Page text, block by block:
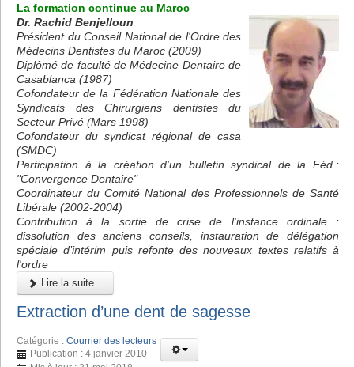
La formation continue au Maroc
Dr. Rachid Benjelloun
Président du Conseil National de l'Ordre des
Médecins Dentistes du Maroc (2009)
Diplômé de faculté de Médecine Dentaire de
Casablanca (1987)
Cofondateur de la Fédération Nationale des
Syndicats des Chirurgiens dentistes du
Secteur Privé (Mars 1998)
Cofondateur du syndicat régional de casa
(SMDC)
Participation à la création d'un bulletin syndical de la Féd.:
"Convergence Dentaire"
Coordinateur du Comité National des Professionnels de Santé
Libérale (2002-2004)
Contribution à la sortie de crise de l'instance ordinale :
dissolution des anciens conseils, instauration de délégation
spéciale d’intérim puis refonte des nouveaux textes relatifs à
l'ordre
Lire la suite...
Extraction d’une dent de sagesse
Catégorie : Courrier des lecteurs
Publication : 4 janvier 2010